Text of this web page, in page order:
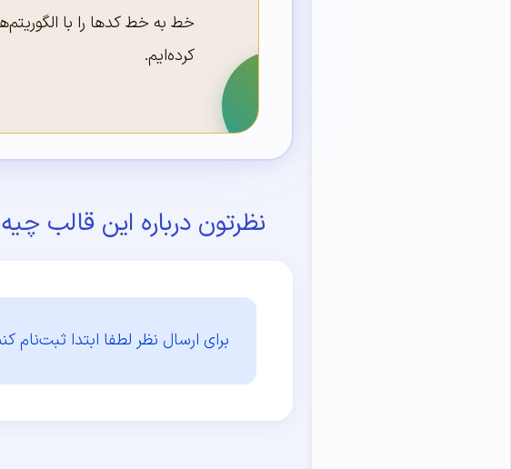
خط به خط کدها را با
کرده‌ایم.
نظرتون درباره این قالب
برای ارسال نظر لطفا ابتدا ثبت‌نام